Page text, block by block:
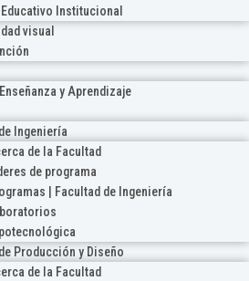
Institucional
visual
y Aprendizaje
Ingeniería
de la Facultad
de programa
| Facultad de Ingeniería
Producción y Diseño
de la Facultad